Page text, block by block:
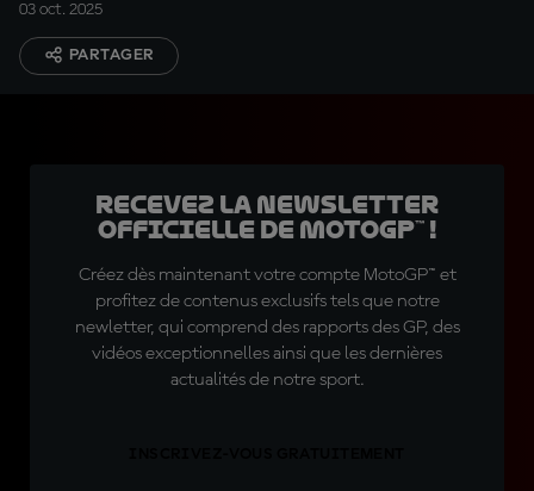
03 oct. 2025
PARTAGER
Recevez la Newsletter
officielle de MotoGP™ !
Créez dès maintenant votre compte MotoGP™ et
profitez de contenus exclusifs tels que notre
newletter, qui comprend des rapports des GP, des
vidéos exceptionnelles ainsi que les dernières
actualités de notre sport.